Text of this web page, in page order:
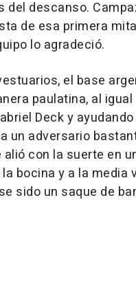
del descanso.
de esa primera
lo agradeció.
el base
paulatina, al igual
Deck y
un adversario
con la suerte en
bocina y a la media
sido un saque de